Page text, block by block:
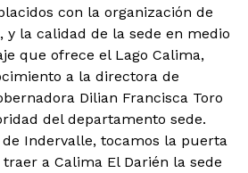
con la organización de
y la calidad de la sede en medio
que ofrece el Lago Calima,
a la directora de
Dilian Francisca Toro
del departamento sede.
Indervalle, tocamos la puerta
a Calima El Darién la sede